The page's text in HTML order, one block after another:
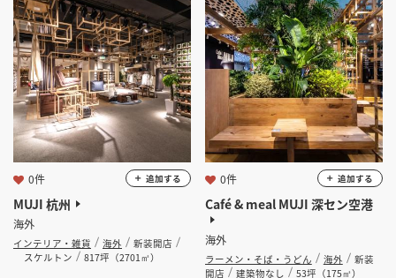
MUJI 杭州
海外
インテリア・雑貨 海外
新装開店
スケルトン
817坪（2701㎡）
0件 追加する
Café & meal MUJI 深セン空港
海外
ラーメン・そば・うどん 海外
新装
開店
建築物なし 53坪（175㎡）
0件 追加する